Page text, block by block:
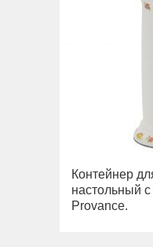
Контейнер
настольный
Provance.